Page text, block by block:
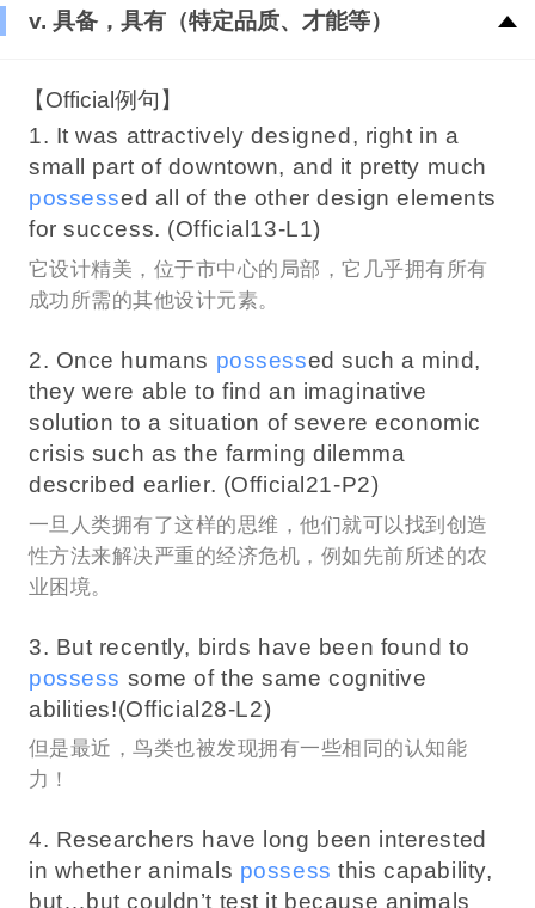
v. 具备，具有（特定品质、才能等）
【Official例句】
1. It was attractively designed, right in a
small part of downtown, and it pretty much
possessed all of the other design elements
for success. (Official13-L1)
它设计精美，位于市中心的局部，它几乎拥有所有
成功所需的其他设计元素。
2. Once humans possessed such a mind,
they were able to find an imaginative
solution to a situation of severe economic
crisis such as the farming dilemma
described earlier. (Official21-P2)
一旦人类拥有了这样的思维，他们就可以找到创造
性方法来解决严重的经济危机，例如先前所述的农
业困境。
3. But recently, birds have been found to
possess some of the same cognitive
abilities!(Official28-L2)
但是最近，鸟类也被发现拥有一些相同的认知能
力！
4. Researchers have long been interested
in whether animals possess this capability,
but…but couldn’t test it because animals